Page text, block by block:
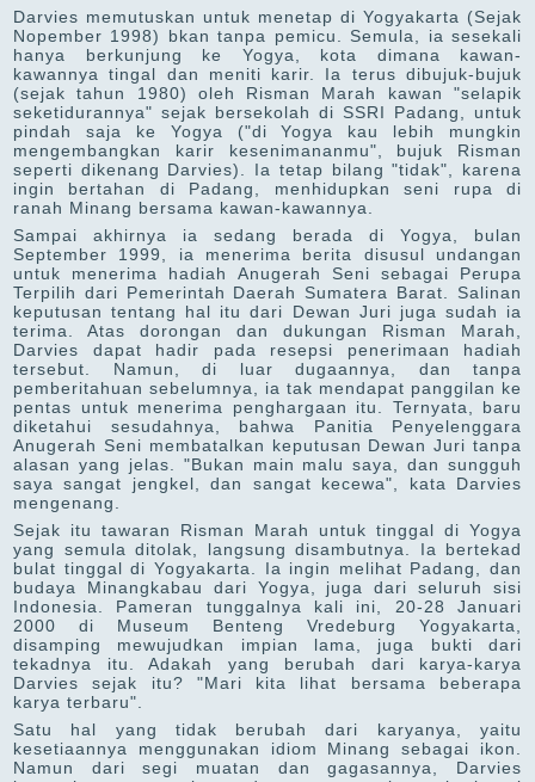
Darvies memutuskan untuk menetap di Yogyakarta (Sejak
Nopember 1998) bkan tanpa pemicu. Semula, ia sesekali
hanya berkunjung ke Yogya, kota dimana kawan-
kawannya tingal dan meniti karir. Ia terus dibujuk-bujuk
(sejak tahun 1980) oleh Risman Marah kawan "selapik
seketidurannya" sejak bersekolah di SSRI Padang, untuk
pindah saja ke Yogya ("di Yogya kau lebih mungkin
mengembangkan karir kesenimananmu", bujuk Risman
seperti dikenang Darvies). Ia tetap bilang "tidak", karena
ingin bertahan di Padang, menhidupkan seni rupa di
ranah Minang bersama kawan-kawannya.
Sampai akhirnya ia sedang berada di Yogya, bulan
September 1999, ia menerima berita disusul undangan
untuk menerima hadiah Anugerah Seni sebagai Perupa
Terpilih dari Pemerintah Daerah Sumatera Barat. Salinan
keputusan tentang hal itu dari Dewan Juri juga sudah ia
terima. Atas dorongan dan dukungan Risman Marah,
Darvies dapat hadir pada resepsi penerimaan hadiah
tersebut. Namun, di luar dugaannya, dan tanpa
pemberitahuan sebelumnya, ia tak mendapat panggilan ke
pentas untuk menerima penghargaan itu. Ternyata, baru
diketahui sesudahnya, bahwa Panitia Penyelenggara
Anugerah Seni membatalkan keputusan Dewan Juri tanpa
alasan yang jelas. "Bukan main malu saya, dan sungguh
saya sangat jengkel, dan sangat kecewa", kata Darvies
mengenang.
Sejak itu tawaran Risman Marah untuk tinggal di Yogya
yang semula ditolak, langsung disambutnya. Ia bertekad
bulat tinggal di Yogyakarta. Ia ingin melihat Padang, dan
budaya Minangkabau dari Yogya, juga dari seluruh sisi
Indonesia. Pameran tunggalnya kali ini, 20-28 Januari
2000 di Museum Benteng Vredeburg Yogyakarta,
disamping mewujudkan impian lama, juga bukti dari
tekadnya itu. Adakah yang berubah dari karya-karya
Darvies sejak itu? "Mari kita lihat bersama beberapa
karya terbaru".
Satu hal yang tidak berubah dari karyanya, yaitu
kesetiaannya menggunakan idiom Minang sebagai ikon.
Namun dari segi muatan dan gagasannya, Darvies